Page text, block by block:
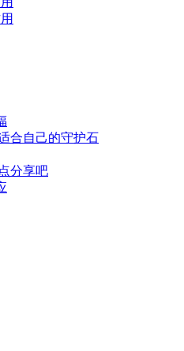
合自己的守护石
分享吧